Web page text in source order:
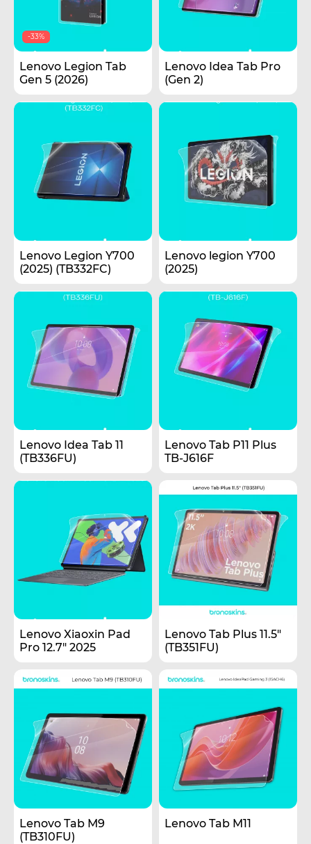
-33%
Lenovo Legion Tab
Gen 5 (2026)
Lenovo Idea Tab Pro
(Gen 2)
Lenovo Legion Y700
(2025) (TB332FC)
Lenovo legion Y700
(2025)
Lenovo Idea Tab 11
(TB336FU)
Lenovo Tab P11 Plus
TB-J616F
Lenovo Xiaoxin Pad
Pro 12.7" 2025
Lenovo Tab Plus 11.5"
(TB351FU)
Lenovo Tab M9
(TB310FU)
Lenovo Tab M11